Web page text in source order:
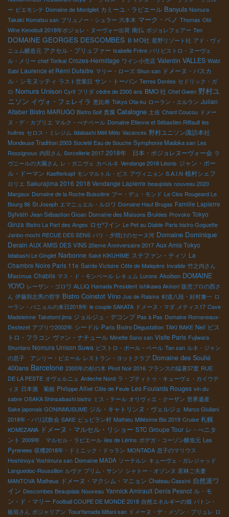
ー ピエモンテ Domaine de Montgilet カミーユ・ラピエール Banyuls Nomura
Takaki Komatsu san ブリュノー・シュラー 六本木 マーク・ペノ Thomas Obi
Wine Kenobull 2018年ボジョレ・ヌーヴォー出荷 南仏 ボジョレフェアー Ten
DOMAINE GEORGES DESCOMBES ＢＭО社 星野リゾート社 アド・ヴィ
ニュム醸造元 アクセル・プリュファー Isabelle Frère パリビストロ・ヌーヴェ
ル・メリー chef Torikai Crozes-Hermitage ワイン小売店 Valentin VALLES Wabi
Sabi Laurence et Rémi Dufaitre マリー・ローズ Shun san ドメーヌ・パスカ
ル・シモヌッティ ラスト営業日 サン・トーバン Terres Dorées セドリック・ガ
ロ Nomura Unison Cyril フリダ cèdre de 2300 ans BMO 社 Chef Gwen 野村ユ
ニソン イヴォ・フェレイラ 恵比寿 Tokyo Ota-ku ローラン・エルラン Julian
Altaber Bistro MARUGO Bistro Soif 貴腐 Catalogne 土佐 Chant Coucou ドメー
ヌ・デ・カプリエ マルク・ぺナベール Domaine Etienne et Sébastien Riffault les
huitres セロス・ミレジム Iidabashi Méli Mélo Vacances 野村ユニソン諏訪本社
Mondeuse Tradition 2003 Societé Eau de Souche Symphonie Madoka san Les
Rossignoux 内田さん Sorcellerie 2017 2018年 日本・ボジョレヌーヴォー会 ラ
ヴニールの大園さん レ・ガニヴェ カベルネ Vendange 2018 Léonis ジャン・ポー
ル・ドーマン Kaefferkopf モンマルトル・ビス アヴィニョン S.A.I.N 植村シェフ
ロリエ Sakurajima 2016 2018 Vendange Lapierre beaujolais nouveau 2020
Margaux Domaine de la Roche Buissière ブー・デュ・モンド Le Clos Rougeard Le
Bourg 96 St Joseph エマニュエル・ルロワ Domaine Haut Brugas Famille Lapierre
Sylvain Jean Sébastion Gioan Domaine des Maisons Brulées Provoke Tokyo
Ginza Bistro La Part des Anges ロゼワイン Le Pet au Diable Paris bistro Goguette
Janbo-mochi RECUE DES SENS パリ・夕焼けのセーヌ河 Domaine Dominique
Derain AUX AMIS DES VINS 20eme Anniversaire 2017 Aux Amis Tokyo
Iidabashi Le Ginglet Narbonne Saké KIKUHIME ステファン・ティソ La
Chambre Noire Paris 11e Sainte Victoire Côte de Malepère Invalide 竹之内さん
Maximus Chablis マス・ド・モンペール レキュム Lurons Akoibon DOMAINE
YOYO レーザン・ゴロワ ALLIQ Hamada President Ishikawa Akinori 販売プロの西さ
ん 伊藤與志男の哲学 Bistro Coinstot Vino Jus de Raisins 剣道八段・好村兼一 ロ
ーラン・バニョルの来日2018年 le couple SAKATA ドメーヌ・マダ メティス17 Cave
Madeleinne Taketomi jima ジョルジュ・デコンブ Pas à Pas Domaine Romaneaux-
Destezet アブリウ2002年 シードル Paris Bistro Dégustation TAKI BAKE Neil ビス
トロ・フラコン ヴァン・ナチュール Minette Sano san Visite Paris Fujiwara
Shuntaro Nomura Unison Suwa ビストロ・ポール・ベール Tan san ルネ・ジャン
の息子 アンリー・ピエール レストラン・ヨットクラブ Domaine des Soulié
400ans Barcelone 2300年の杉の木 Pinot Noir 2016 フランスの猛暑37度 RUE
DE LA PESTE オヴェルニュ Ardeche Nord ラ・プティトゥ・キューヴェ・カイウテ
ィヌ 日本酒 菊姫 Philippe Alliet Côte de Feule Les Foulards Rouges vin du
sabre OSAKA Shinsaibashi bistro ミス・テール オリヴィエ・クーザン 世界遺産
Sake japonais GONINMUSUME ジル・キャトリンヌ・ヴェルジェ Marco Giuliani
2018年・パリ試飲会 SAKE ピュピラン村 Mathieu Millésime Bio 2019 Cruise 札幌
KOMEZAWA ドメーヌ・マルセル・リショー STC Groupe Tour レ・ぺニタ
ント 2009年 マルセル・ラピエール îles de Lérins ボデガ・コーゾン醸造元 Les
Pyrenees 収穫2018年・ドミニック・ドゥラン MONTADA 息子のマリウス
Hoshinoya Yoshimura san Domaine MADA ソーテルン キューヴェ・ガレジャッド
Languedoc-Roussillon ルヴァ プリム・サンソ シャトー・オゾンヌ 若林ご夫妻
MANTOVA Matheus ドメーヌ・マクシム・マニョン Chateau Cassini 自然派ワ
イン Descombes Beaujolais Nouveau Yannick Amirault Denis Pesnot ル・モ
ン・ド・マリー Football COUPE DE MONDE 2018 自然エネルギーの畑 バトン・
板垣さん ボジャリアン TosaYamada Mitani san ドメーヌ・デ・メゾン・ブリュレ ロ